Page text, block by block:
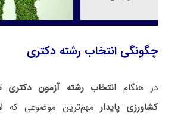
چگونگی انتخاب رشته دکتری
در هنگام انتخاب رشته آزمون
کشاورزی پایدار مهم‌ترین موضوعی که